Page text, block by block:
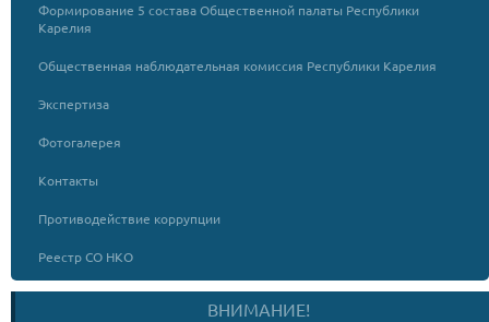
Формирование 5 состава Общественной палаты Республики
Карелия
Общественная наблюдательная комиссия Республики Карелия
Экспертиза
Фотогалерея
Контакты
Противодействие коррупции
Реестр СО НКО
ВНИМАНИЕ!